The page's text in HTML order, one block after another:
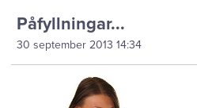
Påfyllningar...
30 september 2013 14:34